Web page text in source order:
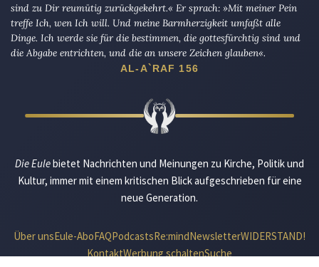
sind zu Dir reumütig zurückgekehrt.« Er sprach: »Mit meiner Pein
treffe Ich, wen Ich will. Und meine Barmherzigkeit umfaßt alle
Dinge. Ich werde sie für die bestimmen, die gottesfürchtig sind und
die Abgabe entrichten, und die an unsere Zeichen glauben«.
AL-A`RAF 156
Die Eulebietet Nachrichten und Meinungen zu Kirche, Politik und
Kultur, immer mit einem kritischen Blick aufgeschrieben für eine
neue Generation.
Über unsEule-AboFAQPodcastsRe:mindNewsletterWIDERSTAND!
KontaktWerbung schaltenSuche